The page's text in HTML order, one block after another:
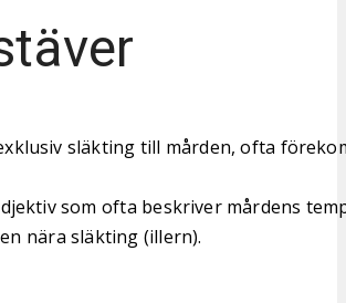
släkting till mården, ofta
som ofta beskriver mårdens
nära släkting (illern).